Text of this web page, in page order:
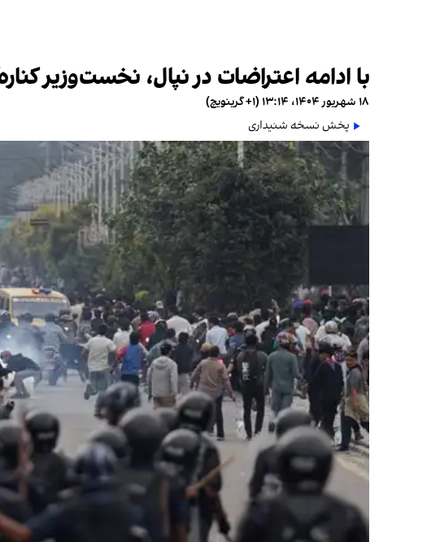
با ادامه اعتراضات در نپال، نخست‌وزیر
۱۸ شهریور ۱۴۰۴، ۱۳:۱۴ (‎+۱ گرینویچ)
پخش نسخه شنیداری